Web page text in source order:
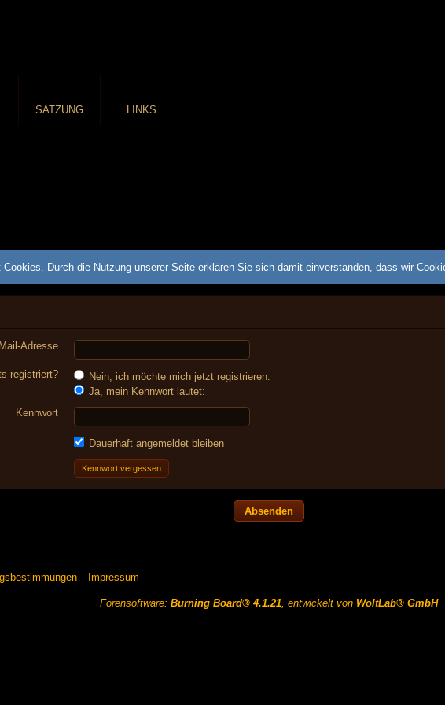
SATZUNG LINKS
Cookies. Durch die Nutzung unserer Seite erklären Sie sich damit einverstanden, dass wir
Adresse
registriert?
Nein, ich möchte mich jetzt registrieren.
Ja, mein Kennwort lautet:
Kennwort
Dauerhaft angemeldet bleiben
Kennwort vergessen
Impressum
Forensoftware: Burning Board® 4.1.21, entwickelt von WoltLab® GmbH